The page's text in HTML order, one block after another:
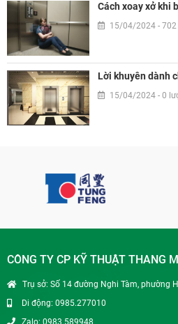
Cách xoay xở khi
15/04/2024 - 702
Lời khuyên dành
15/04/2024 - 0
CÔNG TY CP KỸ THUẬT THANG
Trụ sở: Số 14 đường Nghi Tàm, phường
Di động: 0985.277010
Zalo: 0983.589948